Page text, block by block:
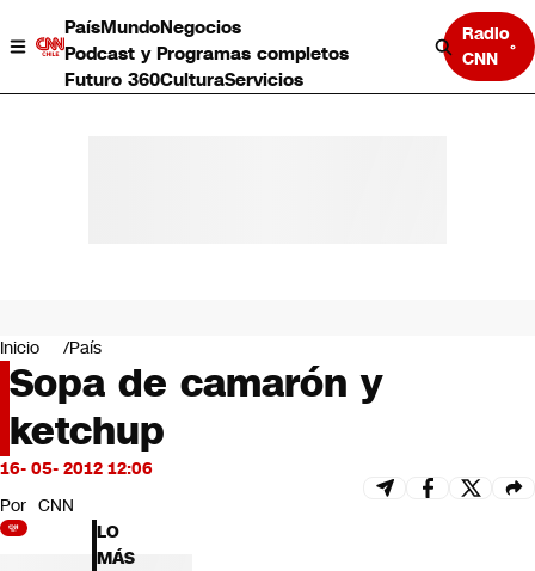
PaísMundoNegocios
Podcast y Programas completos
Futuro 360CulturaServicios
Radio
CNN
Negocios
Deportes
Programas completos
Cultura
Servicios
Bits
CNN Data
CNN tiempo
Futuro 360
Inicio País
Sopa de camarón y
ketchup
16- 05- 2012 12:06
Por CNN
LO
MÁS